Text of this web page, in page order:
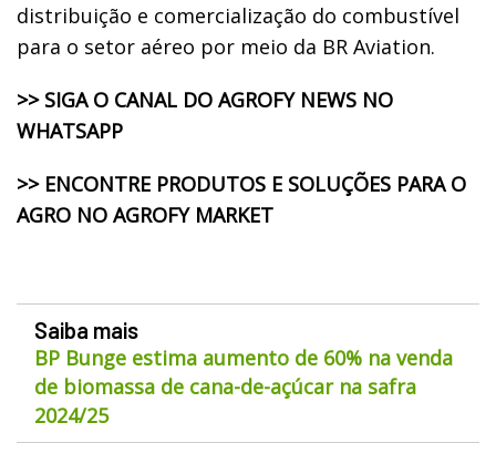
distribuição e comercialização do combustível
para o setor aéreo por meio da BR Aviation.
>> SIGA O CANAL DO AGROFY NEWS NO
WHATSAPP
>> ENCONTRE PRODUTOS E SOLUÇÕES PARA O
AGRO NO AGROFY MARKET
Saiba mais
BP Bunge estima aumento de 60% na venda
de biomassa de cana-de-açúcar na safra
2024/25